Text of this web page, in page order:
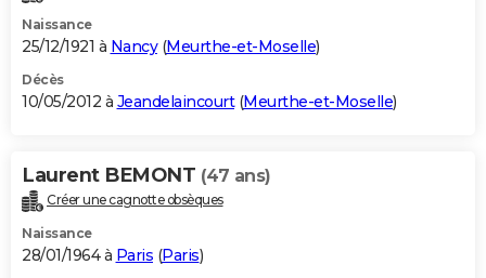
Naissance
25/12/1921 à Nancy(Meurthe-et-Moselle)
Décès
10/05/2012 à Jeandelaincourt(Meurthe-et-Moselle)
Laurent BEMONT (47 ans)
Créer une cagnotte obsèques
Naissance
28/01/1964 à Paris (Paris)